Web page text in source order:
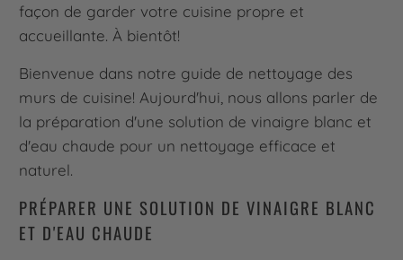
façon de garder votre cuisine propre et
accueillante. À bientôt!
Bienvenue dans notre guide de nettoyage des
murs de cuisine! Aujourd'hui, nous allons parler de
la préparation d'une solution de vinaigre blanc et
d'eau chaude pour un nettoyage efficace et
naturel.
PRÉPARER UNE SOLUTION DE VINAIGRE BLANC
ET D'EAU CHAUDE